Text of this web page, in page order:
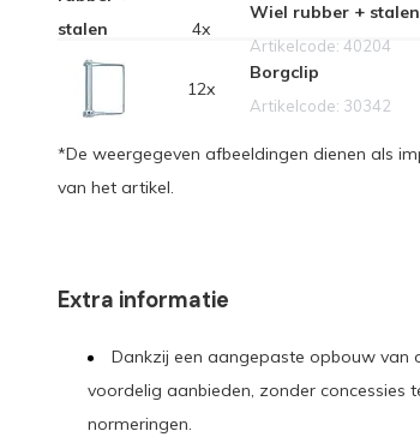
4x
Wiel rubber +
Artikelcode: 40204
12x
Borgclip
Artikelcode: 30342
*De weergegeven afbeeldingen dienen als
van het artikel.
Extra informatie
Dankzij een aangepaste opbouw van
voordelig aanbieden, zonder concessies
normeringen.